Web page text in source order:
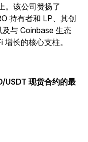
。该公司赞扬了
持有者和 LP、其创
与 Coinbase 生态
长的核心支柱。
USDT 现货合约的最